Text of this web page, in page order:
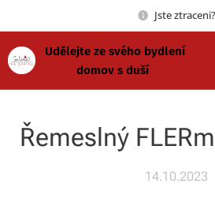
Jste ztraceni?
Udělejte ze svého
domov s duší
Řemeslný
14.10.2023